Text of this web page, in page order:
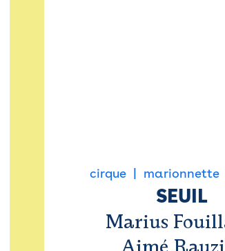
cirque marionnette
SEUIL
Marius